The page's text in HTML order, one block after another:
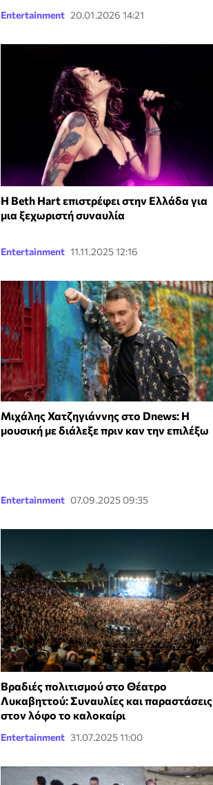
Entertainment 20.01.2026 14:21
Η Beth Hart επιστρέφει στην Ελλάδα για
μια ξεχωριστή συναυλία
Entertainment 11.11.2025 12:16
Μιχάλης Χατζηγιάννης στο Dnews: H
μουσική με διάλεξε πριν καν την επιλέξω
Entertainment 07.09.2025 09:35
Βραδιές πολιτισμού στο Θέατρο
Λυκαβηττού: Συναυλίες και παραστάσεις
στον λόφο το καλοκαίρι
Entertainment 31.07.2025 11:00